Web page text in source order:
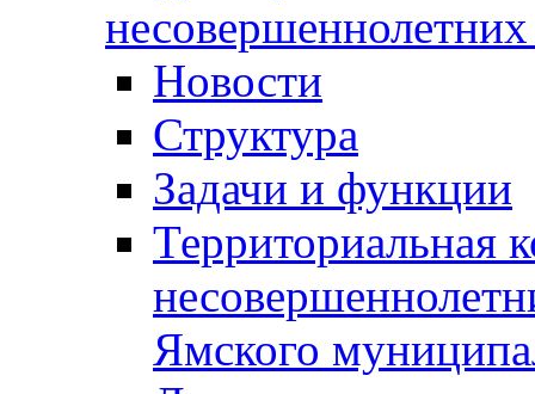
Новости
Структура
Задачи и функции
Территориальная
Ямского